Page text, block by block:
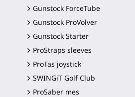
Gunstock ForceTube
Gunstock ProVolver
Gunstock Starter
ProStraps sleeves
ProTas joystick
SWINGiT Golf Club
ProSaber mes